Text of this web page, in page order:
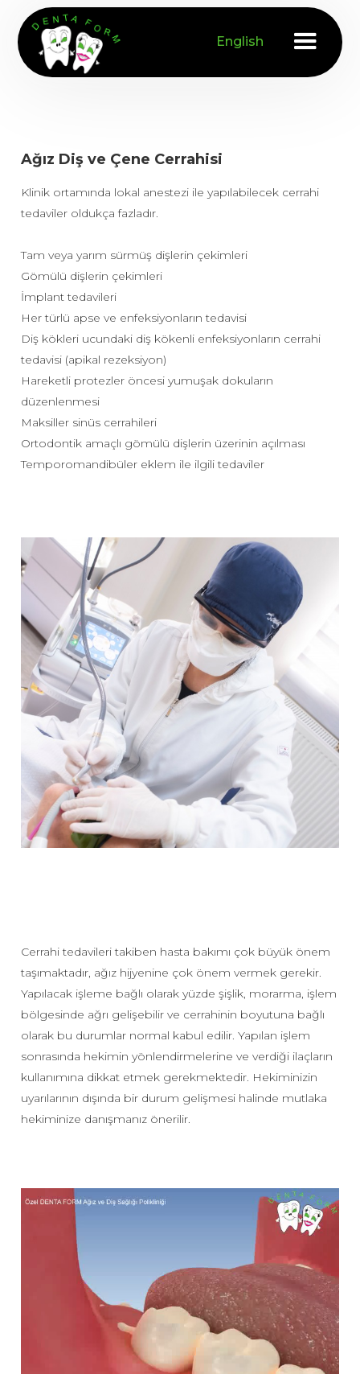
English
Ağız Diş ve Çene Cerrahisi
Klinik ortamında lokal anestezi ile yapılabilecek cerrahi
tedaviler oldukça fazladır.
Tam veya yarım sürmüş dişlerin çekimleri
Gömülü dişlerin çekimleri
İmplant tedavileri
Her türlü apse ve enfeksiyonların tedavisi
Diş kökleri ucundaki diş kökenli enfeksiyonların cerrahi
tedavisi (apikal rezeksiyon)
Hareketli protezler öncesi yumuşak dokuların
düzenlenmesi
Maksiller sinüs cerrahileri
Ortodontik amaçlı gömülü dişlerin üzerinin açılması
Temporomandibüler eklem ile ilgili tedaviler
Cerrahi tedavileri takiben hasta bakımı çok büyük önem
taşımaktadır, ağız hijyenine çok önem vermek gerekir.
Yapılacak işleme bağlı olarak yüzde şişlik, morarma, işlem
bölgesinde ağrı gelişebilir ve cerrahinin boyutuna bağlı
olarak bu durumlar normal kabul edilir. Yapılan işlem
sonrasında hekimin yönlendirmelerine ve verdiği ilaçların
kullanımına dikkat etmek gerekmektedir. Hekiminizin
uyarılarının dışında bir durum gelişmesi halinde mutlaka
hekiminize danışmanız önerilir.